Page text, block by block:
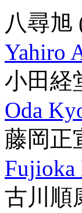
八尋旭
Yahiro
小田経
Oda
藤岡正
Fujioka
古川順